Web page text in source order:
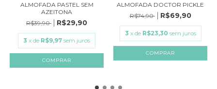
ALMOFADA PASTEL SEM
AZEITONA
R$39,90
R$29,90
3 x de R$9,97 sem juros
ALMOFADA DOCTOR PICKLE
R$74,90
R$69,90
3 x de R$23,30 sem juros